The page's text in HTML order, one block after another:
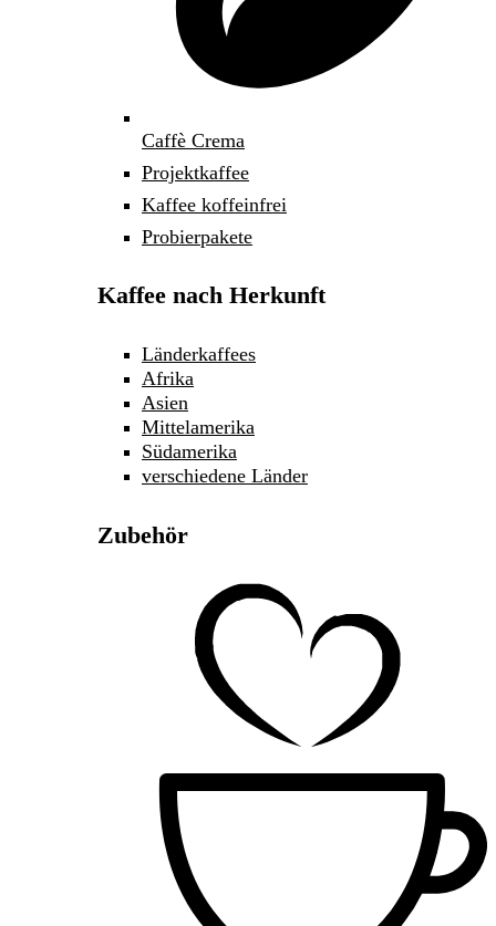
Caffè Crema
Projektkaffee
Kaffee koffeinfrei
Probierpakete
Kaffee nach Herkunft
Länderkaffees
Afrika
Asien
Mittelamerika
Südamerika
verschiedene Länder
Zubehör